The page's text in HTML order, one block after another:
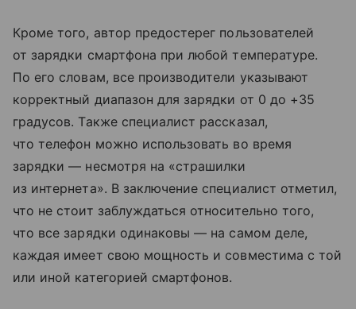
Кроме того, автор предостерег пользователей
от зарядки смартфона при любой температуре.
По его словам, все производители указывают
корректный диапазон для зарядки от 0 до +35
градусов. Также специалист рассказал,
что телефон можно использовать во время
зарядки — несмотря на «страшилки
из интернета». В заключение специалист отметил,
что не стоит заблуждаться относительно того,
что все зарядки одинаковы — на самом деле,
каждая имеет свою мощность и совместима с той
или иной категорией смартфонов.